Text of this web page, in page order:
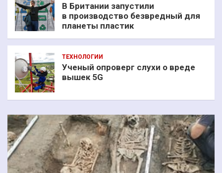
В Британии запустили
в производство безвредный для
планеты пластик
ТЕХНОЛОГИИ
Ученый опроверг слухи о вреде
вышек 5G